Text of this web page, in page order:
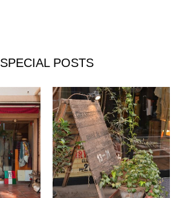
SPECIAL POSTS